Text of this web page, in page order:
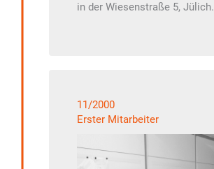
in der Wiesenstraße 5, Jülich.
11/2000
Erster Mitarbeiter